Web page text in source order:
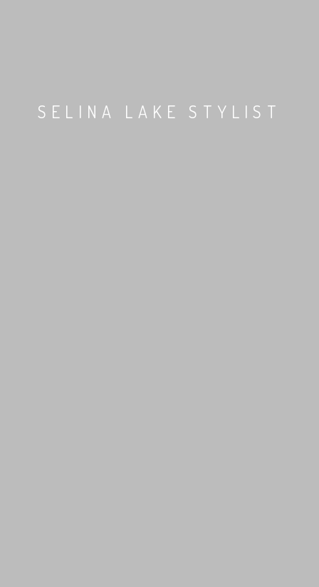
SELINA LAKE STYLIST